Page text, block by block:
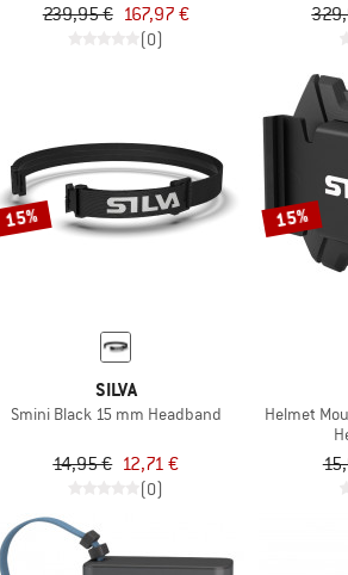
239,95 € 167,97 €
(0)
15%
SILVA
Smini Black 15 mm Headband
14,95 € 12,71 €
(0)
15%
Helmet